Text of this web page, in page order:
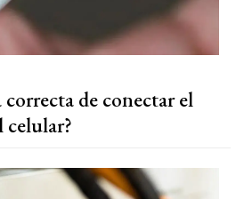
de conectar el
celular?